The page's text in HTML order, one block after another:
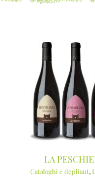
Salta
LA
Cataloghi e depliant,